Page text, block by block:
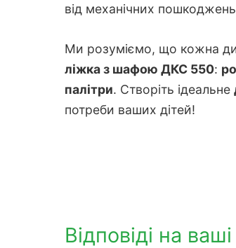
від механічних
Ми розуміємо, що кожна
ліжка з шафою ДКС 550:
палітри. Створіть ідеальне
потреби ваших дітей!
Відповіді на